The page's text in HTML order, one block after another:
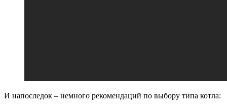
И напоследок – немного рекомендаций по выбору типа котла: